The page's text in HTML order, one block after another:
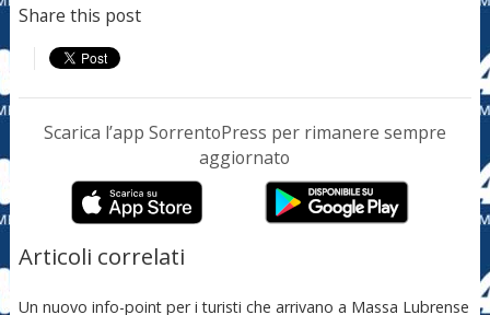
Share this post
Scarica l’app SorrentoPress per rimanere sempre
aggiornato
Articoli correlati
Un nuovo info-point per i turisti che arrivano a Massa Lubrense